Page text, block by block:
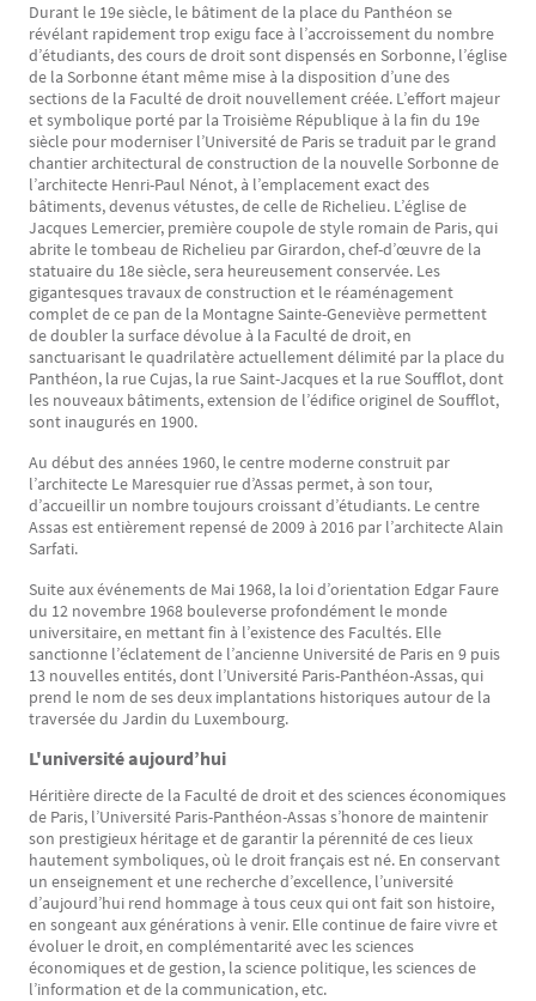
Durant le 19e siècle, le bâtiment de la place du Panthéon se
révélant rapidement trop exigu face à l’accroissement du nombre
d’étudiants, des cours de droit sont dispensés en Sorbonne, l’église
de la Sorbonne étant même mise à la disposition d’une des
sections de la Faculté de droit nouvellement créée. L’effort majeur
et symbolique porté par la Troisième République à la fin du 19e
siècle pour moderniser l’Université de Paris se traduit par le grand
chantier architectural de construction de la nouvelle Sorbonne de
l’architecte Henri-Paul Nénot, à l’emplacement exact des
bâtiments, devenus vétustes, de celle de Richelieu. L’église de
Jacques Lemercier, première coupole de style romain de Paris, qui
abrite le tombeau de Richelieu par Girardon, chef-d’œuvre de la
statuaire du 18e siècle, sera heureusement conservée. Les
gigantesques travaux de construction et le réaménagement
complet de ce pan de la Montagne Sainte-Geneviève permettent
de doubler la surface dévolue à la Faculté de droit, en
sanctuarisant le quadrilatère actuellement délimité par la place du
Panthéon, la rue Cujas, la rue Saint-Jacques et la rue Soufflot, dont
les nouveaux bâtiments, extension de l’édifice originel de Soufflot,
sont inaugurés en 1900.
Au début des années 1960, le centre moderne construit par
l’architecte Le Maresquier rue d’Assas permet, à son tour,
d’accueillir un nombre toujours croissant d’étudiants. Le centre
Assas est entièrement repensé de 2009 à 2016 par l’architecte Alain
Sarfati.
Suite aux événements de Mai 1968, la loi d’orientation Edgar Faure
du 12 novembre 1968 bouleverse profondément le monde
universitaire, en mettant fin à l’existence des Facultés. Elle
sanctionne l’éclatement de l’ancienne Université de Paris en 9 puis
13 nouvelles entités, dont l’Université Paris-Panthéon-Assas, qui
prend le nom de ses deux implantations historiques autour de la
traversée du Jardin du Luxembourg.
L'université aujourd’hui
Héritière directe de la Faculté de droit et des sciences économiques
de Paris, l’Université Paris-Panthéon-Assas s’honore de maintenir
son prestigieux héritage et de garantir la pérennité de ces lieux
hautement symboliques, où le droit français est né. En conservant
un enseignement et une recherche d’excellence, l’université
d’aujourd’hui rend hommage à tous ceux qui ont fait son histoire,
en songeant aux générations à venir. Elle continue de faire vivre et
évoluer le droit, en complémentarité avec les sciences
économiques et de gestion, la science politique, les sciences de
l’information et de la communication, etc.